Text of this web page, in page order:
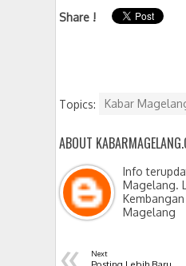
Share !
Topics: Kabar
ABOUT
Info
Magelang.
Magelang
Next
Posting Lebih Baru